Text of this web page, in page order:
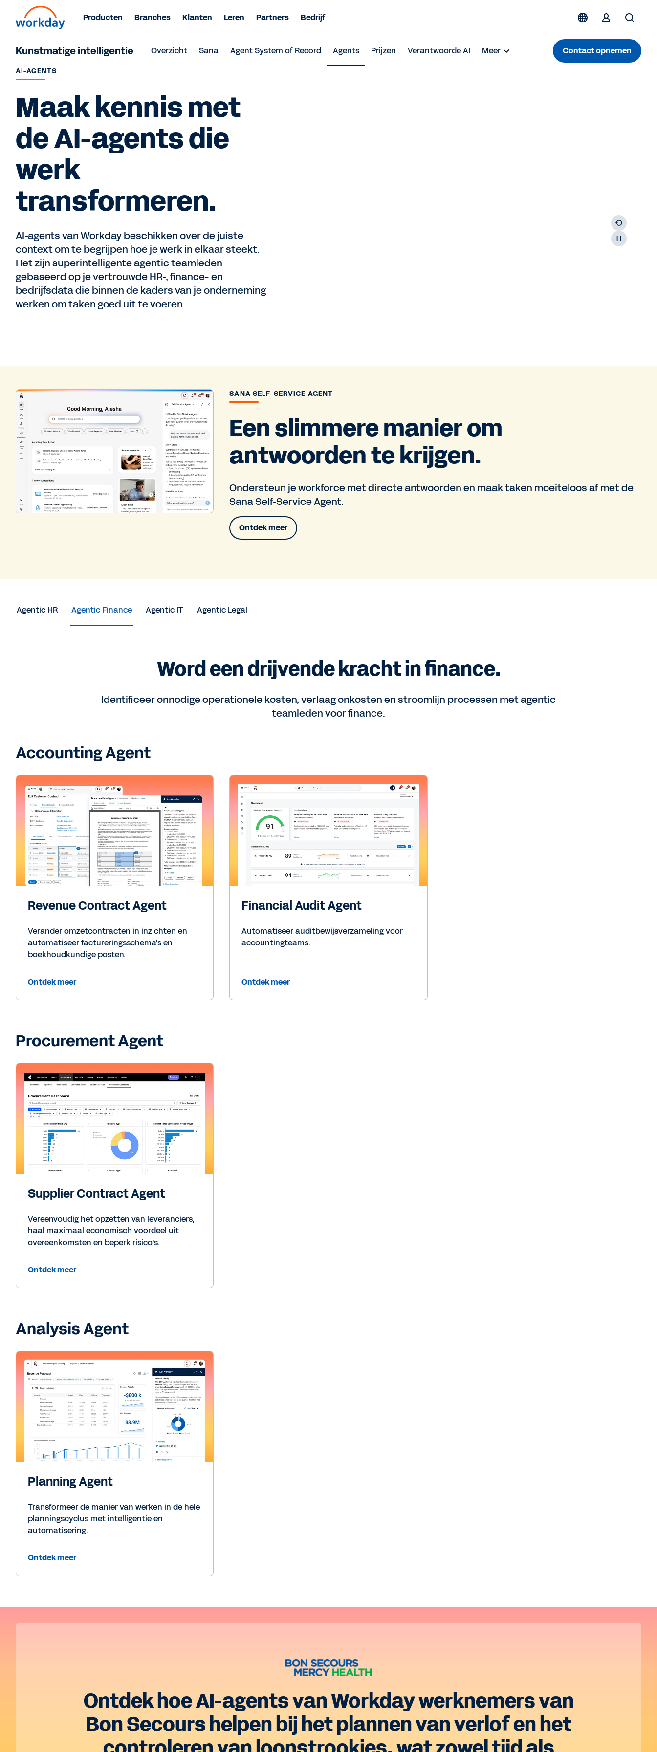
Producten Branches Klanten Leren Partners Bedrijf
Kunstmatige intelligentie Overzicht Sana Agent System of Record Agents Prijzen Verantwoorde AI Meer Contact opnemen
AI-AGENTS
Maak kennis met
de AI-agents die
werk
transformeren.
AI-agents van Workday beschikken over de juiste
context om te begrijpen hoe je werk in elkaar steekt.
Het zijn superintelligente agentic teamleden
gebaseerd op je vertrouwde HR-, finance- en
bedrijfsdata die binnen de kaders van je onderneming
werken om taken goed uit te voeren.
SANA SELF-SERVICE AGENT
Een slimmere manier om
antwoorden te krijgen.
Ondersteun je workforce met directe antwoorden en maak taken moeiteloos af met de
Sana Self-Service Agent.
Ontdek meer
Agentic HR Agentic Finance Agentic IT Agentic Legal
Word een drijvende kracht in finance.
Identificeer onnodige operationele kosten, verlaag onkosten en stroomlijn processen met agentic
teamleden voor finance.
Accounting Agent
Revenue Contract Agent
Verander omzetcontracten in inzichten en
automatiseer factureringsschema's en
boekhoudkundige posten.
Ontdek meer
Financial Audit Agent
Automatiseer auditbewijsverzameling voor
accountingteams.
Ontdek meer
Procurement Agent
Supplier Contract Agent
Vereenvoudig het opzetten van leveranciers,
haal maximaal economisch voordeel uit
overeenkomsten en beperk risico's.
Ontdek meer
Analysis Agent
Planning Agent
Transformeer de manier van werken in de hele
planningscyclus met intelligentie en
automatisering.
Ontdek meer
Ontdek hoe AI-agents van Workday werknemers van
Bon Secours helpen bij het plannen van verlof en het